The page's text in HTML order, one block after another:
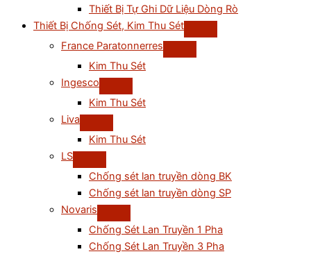
Thiết Bị Tự Ghi Dữ Liệu Dòng Rò
Thiết Bị Chống Sét, Kim Thu Sét
France Paratonnerres
Kim Thu Sét
Ingesco
Kim Thu Sét
Liva
Kim Thu Sét
LS
Chống sét lan truyền dòng BK
Chống sét lan truyền dòng SP
Novaris
Chống Sét Lan Truyền 1 Pha
Chống Sét Lan Truyền 3 Pha